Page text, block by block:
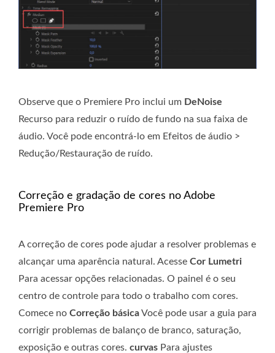
Observe que o Premiere Pro inclui um DeNoise
Recurso para reduzir o ruído de fundo na sua faixa de
áudio. Você pode encontrá-lo em Efeitos de áudio >
Redução/Restauração de ruído.
Correção e gradação de cores no Adobe
Premiere Pro
A correção de cores pode ajudar a resolver problemas e
alcançar uma aparência natural. Acesse Cor Lumetri
Para acessar opções relacionadas. O painel é o seu
centro de controle para todo o trabalho com cores.
Comece no Correção básicaVocê pode usar a guia para
corrigir problemas de balanço de branco, saturação,
exposição e outras cores. curvas Para ajustes